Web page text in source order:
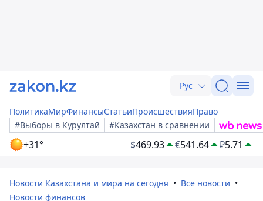
Рус
ПолитикаМирФинансыСтатьиПроисшествияПраво
#Выборы в Курултай
#Казахстан в сравнении
+31° $469.93 €541.64 ₽5.71
Новости Казахстана и мира на сегодня
Все новости
Новости финансов